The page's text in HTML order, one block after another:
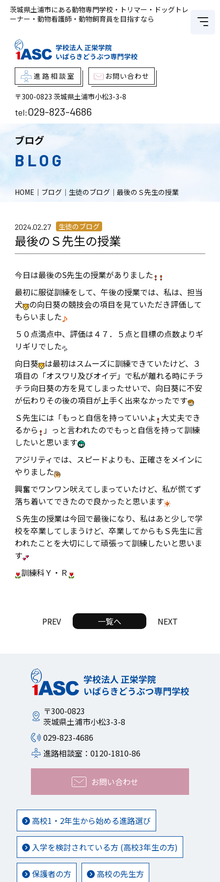
茨城県土浦市にある動物専門学校・トリマー・ドッグトレ
ーナー・動物看護師・動物飼育員を目指すなら
進路相談室 お問い合わせ
〒300-0823 茨城県土浦市小松3-3-8
tel:029-823-4686
ブログ
BLOG
HOME ｜ ブログ ｜ 生徒のブログ ｜ 最後のＳ先生の授業
2024.02.27 生徒のブログ
最後のＳ先生の授業
今日は最後のS先生の授業がありました
最初に服従訓練をして、午後の授業では、私は、担当
犬 の向日葵の競技会の項目を見ていただき評価して
もらいました
５０点満点中、評価は４７．５点と目標の点数よりギ
リギリでした
向日葵 は最初はスムーズに訓練できていたけど、３
項目の「オスワリ及びオイデ」で私が離れる時にチラ
チラ向日葵の方を見てしまったせいで、向日葵に不安
が伝わりその後の項目が上手く出来なかったです
Ｓ先生には「もっと自信を持っていいよ 大丈夫でき
るから 」っと言われたのでもっと自信を持って訓練
したいと思います
アジリティでは、スピードよりも、正確さをメインに
やりました
興奮でワンワン吠えてしまっていたけど、私が慌てず
落ち着いてできたので良かったと思います
Ｓ先生の授業は今回で最後になり、私はあと少しで学
校を卒業してしまうけど、卒業してからもＳ先生に言
われたことを大切にして頑張って訓練したいと思いま
す
訓練科Ｙ・Ｒ
PREV 一覧へ NEXT
〒300-0823
茨城県土浦市小松3-3-8
029-823-4686
進路相談室：0120-1810-86
お問い合わせ
高校1・2年生から始める進路選び
入学を検討されている方 (高校3年生の方)
保護者の方 高校の先生方